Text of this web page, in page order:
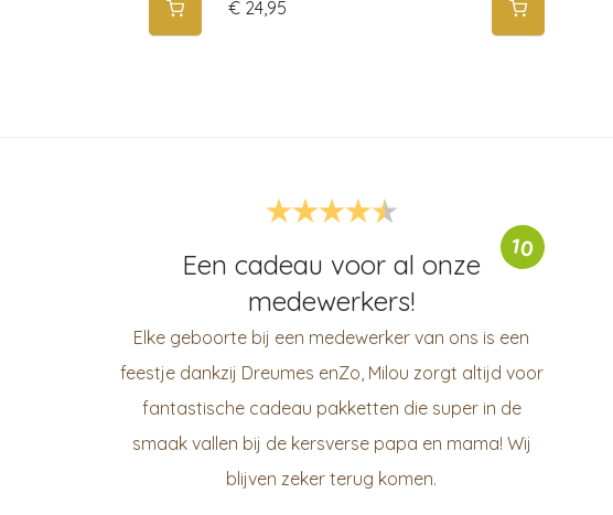
€ 24,95
10
Een cadeau voor al onze
medewerkers!
Elke geboorte bij een medewerker van ons is een
feestje dankzij Dreumes enZo, Milou zorgt altijd voor
fantastische cadeau pakketten die super in de
smaak vallen bij de kersverse papa en mama! Wij
blijven zeker terug komen.